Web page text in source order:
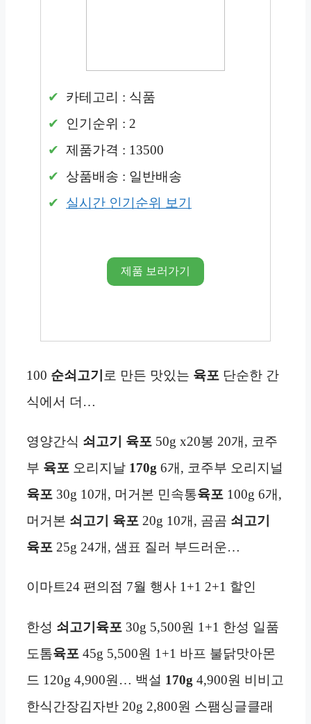
카테고리 : 식품
인기순위 : 2
제품가격 : 13500
상품배송 : 일반배송
실시간 인기순위 보기
제품 보러가기
100 순쇠고기 로 만든 맛있는 육포 단순한 간
식에서 더…
영양간식 쇠고기 육포 50g x20봉 20개, 코주
부 육포 오리지날 170g 6개, 코주부 오리지널
육포 30g 10개, 머거본 민속통육포 100g 6개,
머거본 쇠고기 육포 20g 10개, 곰곰 쇠고기
육포 25g 24개, 샘표 질러 부드러운…
이마트24 편의점 7월 행사 1+1 2+1 할인
한성 쇠고기육포 30g 5,500원 1+1 한성 일품
도톰육포 45g 5,500원 1+1 바프 불닭맛아몬
드 120g 4,900원… 백설 170g 4,900원 비비고
한식간장김자반 20g 2,800원 스팸싱글클래